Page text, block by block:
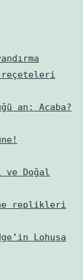
an: Acaba?
Doğal
replikleri
Lohusa